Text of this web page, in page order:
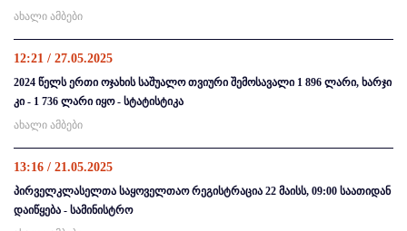
ახალი ამბები
12:21 / 27.05.2025
2024 წელს ერთი ოჯახის საშუალო თვიური შემოსავალი 1 896 ლარი, ხარჯი
კი - 1 736 ლარი იყო - სტატისტიკა
ახალი ამბები
13:16 / 21.05.2025
პირველკლასელთა საყოველთაო რეგისტრაცია 22 მაისს, 09:00 საათიდან
დაიწყება - სამინისტრო